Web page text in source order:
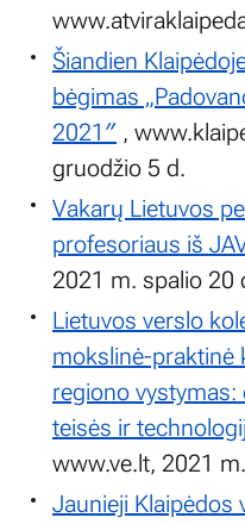
Šiandien
bėgimas
2021″ ,
gruodžio 5 d.
Vakarų Lietuvos
profesoriaus iš
2021 m. spalio 20
Lietuvos verslo
mokslinė-praktinė
regiono
teisės ir
www.ve.lt, 2021
Jaunieji Klaipėdos